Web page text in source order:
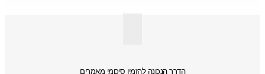
הדרך הנכונה להזמין סיכומי מאמרים